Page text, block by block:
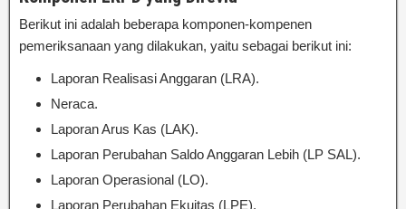
Berikut ini adalah beberapa komponen-kompenen
pemeriksanaan yang dilakukan, yaitu sebagai berikut ini:
Laporan Realisasi Anggaran (LRA).
Neraca.
Laporan Arus Kas (LAK).
Laporan Perubahan Saldo Anggaran Lebih (LP SAL).
Laporan Operasional (LO).
Laporan Perubahan Ekuitas (LPE).